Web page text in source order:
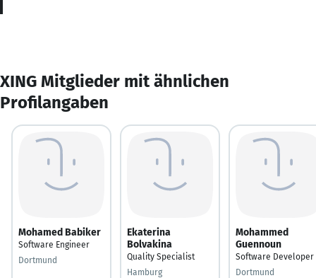
XING Mitglieder mit ähnlichen
Profilangaben
Mohamed Babiker
Software Engineer
Dortmund
Ekaterina
Bolvakina
Quality Specialist
Hamburg
Mohammed
Guennoun
Software Developer
Dortmund